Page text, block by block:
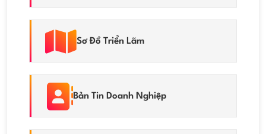
Sơ Đồ Triển Lãm
Bản Tin Doanh Nghiệp